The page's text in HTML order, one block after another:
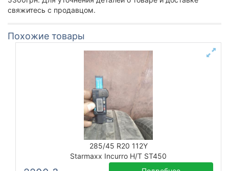
свяжитесь с продавцом.
Похожие товары
285/45 R20 112Y
Starmaxx Incurro H/T ST450